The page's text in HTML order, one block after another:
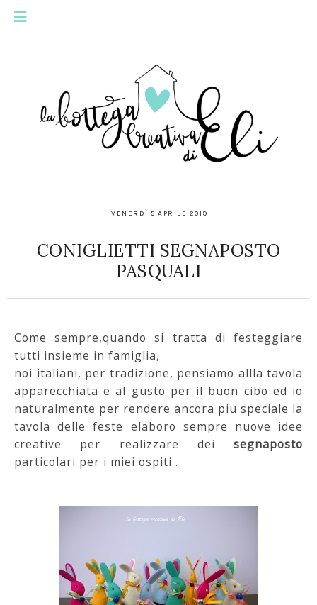
VENERDÌ 5 APRILE 2019
CONIGLIETTI SEGNAPOSTO
PASQUALI
Come sempre,quando si tratta di festeggiare
tutti insieme in famiglia,
noi italiani, per tradizione, pensiamo allla tavola
apparecchiata e al gusto per il buon cibo ed io
naturalmente per rendere ancora piu speciale la
tavola delle feste elaboro sempre nuove idee
creative per realizzare dei segnaposto
particolari per i miei ospiti .